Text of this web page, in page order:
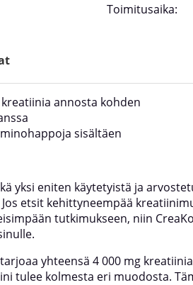
Toimitusaika:
annosta kohden
sisältäen
yksi eniten käytetyistä ja
etsit kehittyneempää
tutkimukseen, niin
tarjoaa yhteensä 4 000 mg
tulee kolmesta eri muodosta.